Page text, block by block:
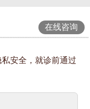
在线咨询
安全，就诊前通过